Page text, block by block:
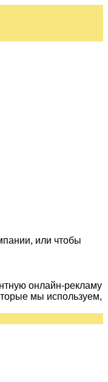
или чтобы
онлайн-рекламу
мы используем,